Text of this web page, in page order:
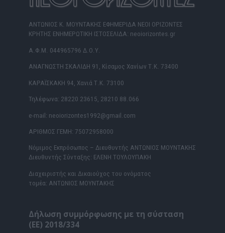
ΑΝΤΩΝΙΟΣ Κ. ΜΟΥΝΤΑΚΗΣ ΕΦΗΜΕΡΙΔΑ ΝΕΟΙ ΟΡΙΖΟΝΤΕΣ
ΚΡΗΤΗΣ ΕΝΗΜΕΡΩΤΙΚΗ ΙΣΤΟΣΕΛΙΔΑ: neoiorizontes.gr
Α.Φ.Μ. 044965796 Δ.Ο.Υ.
ΑΝΑΓΝΩΣΤΗ ΣΚΑΛΙΔΗ 91, Κίσαμος Χανίων Τ.Κ. 73400
ΚΑΡΑΪΣΚΑΚΗ 94, Χανιά Τ.Κ. 73100
Τηλέφωνα: 28220 23615, 28210 88.066
e-mail: neoiorizontes1992@gmail.com
ΑΡΙΘΜΟΣ ΓΕΜΗ: 75072958000
Νόμιμος Εκπρόσωπος – Διευθυντής ΑΝΤΩΝΙΟΣ ΜΟΥΝΤΑΚΗΣ
Διευθυντής Σύνταξης: ΕΛΕΝΗ ΤΟΥΛΟΥΠΑΚΗ
Διαχειριστής και Δικαιούχος του ονόματος
τομέα: ΑΝΤΩΝΙΟΣ ΜΟΥΝΤΑΚΗΣ
Δήλωση συμμόρφωσης με τη σύσταση
(ΕΕ) 2018/334